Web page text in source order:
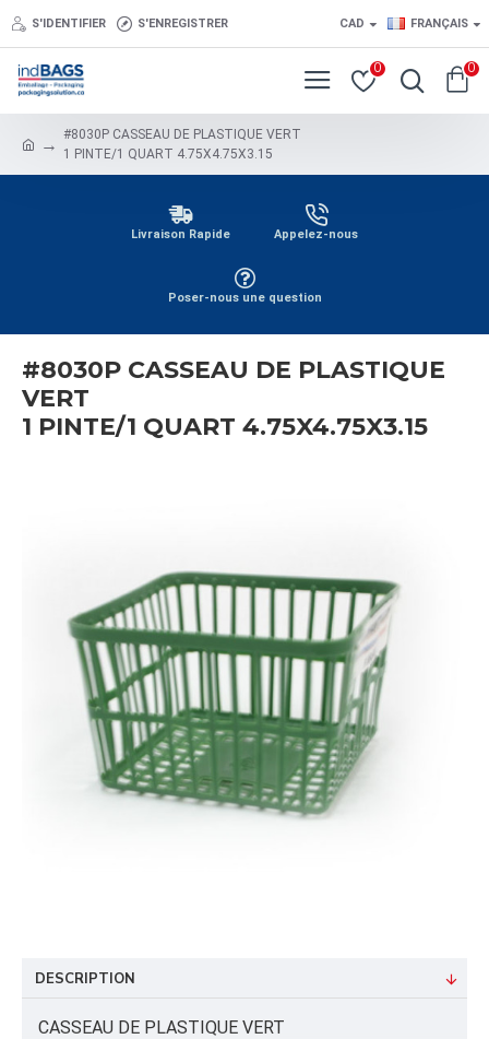
S'IDENTIFIER S'ENREGISTRER CAD FRANÇAIS
0 0
#8030P CASSEAU DE PLASTIQUE VERT
1 PINTE/1 QUART 4.75X4.75X3.15
Livraison Rapide Appelez-nous
Poser-nous une question
#8030P CASSEAU DE PLASTIQUE
VERT
1 PINTE/1 QUART 4.75X4.75X3.15
DESCRIPTION
CASSEAU DE PLASTIQUE VERT